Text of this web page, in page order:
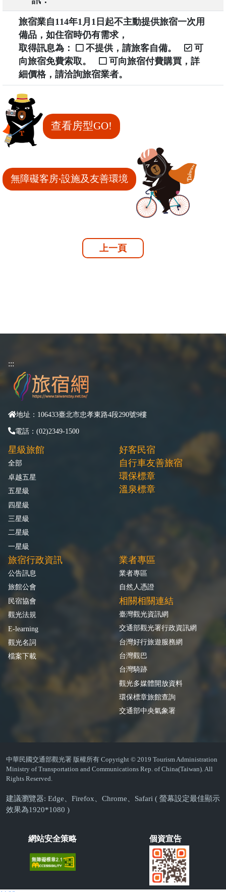
旅宿業自114年1月1日起不主動提供旅宿一次用
備品，如住宿時仍有需求，
取得訊息為：
不提供，請旅客自備。
可
向旅宿免費索取。
可向旅宿付費購買，詳
細價格，請洽詢旅宿業者。
查看房型GO!
無障礙客房‧設施及友善環境
上一頁
:::
地址：106433臺北市忠孝東路4段290號9樓
電話：(02)2349-1500
星級旅館
全部
卓越五星
五星級
四星級
三星級
二星級
一星級
好客民宿
自行車友善旅宿
環保標章
溫泉標章
旅宿行政資訊
公告訊息
旅館公會
民宿協會
觀光法規
E-learning
觀光名詞
檔案下載
業者專區
業者專區
自然人憑證
相關相關連結
臺灣觀光資訊網
交通部觀光署行政資訊網
台灣好行旅遊服務網
台灣觀巴
台灣騎跡
觀光多媒體開放資料
環保標章旅館查詢
交通部中央氣象署
中華民國交通部觀光署 版權所有 Copyright © 2019 Tourism Administration
Ministry of Transportation and Communications Rep. of China(Taiwan). All
Rights Reserved.
建議瀏覽器: Edge、Firefox、Chrome、Safari ( 螢幕設定最佳顯示
效果為1920*1080 )
網站安全策略 個資宣告